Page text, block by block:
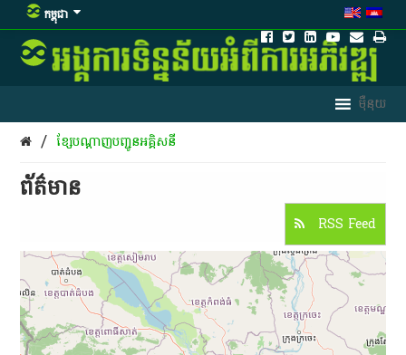
កម្ពុជា
/ ខ្សែ​បណ្តាញ​បញ្ជូន​អគ្គិសនី​
ព័ត៌មាន​
RSS Feed